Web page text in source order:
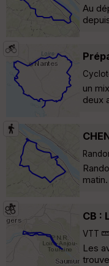
Au
un
deux
CB :
VTT
Les